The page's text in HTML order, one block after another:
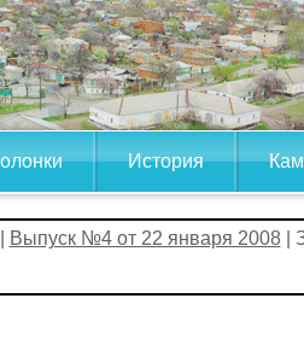
История
Выпуск №4 от 22 января 2008|